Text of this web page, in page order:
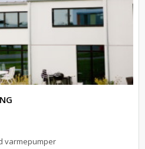
varmepumper